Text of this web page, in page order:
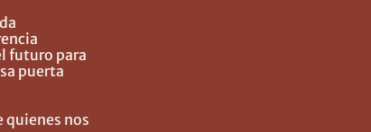
futuro para
puerta
quienes nos